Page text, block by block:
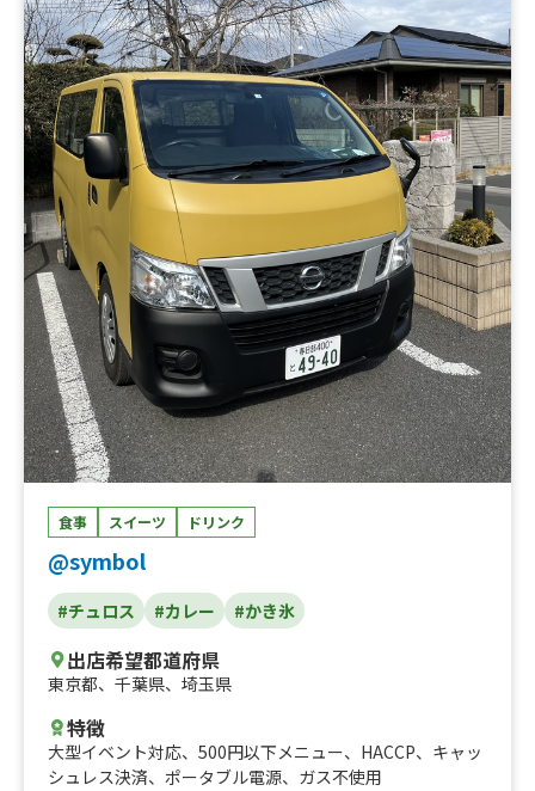
食事 スイーツ ドリンク
@symbol
#チュロス #カレー #かき氷
出店希望都道府県
東京都、 千葉県、 埼玉県
特徴
大型イベント対応、 500円以下メニュー、 HACCP、 キャッ
シュレス決済、 ポータブル電源、 ガス不使用